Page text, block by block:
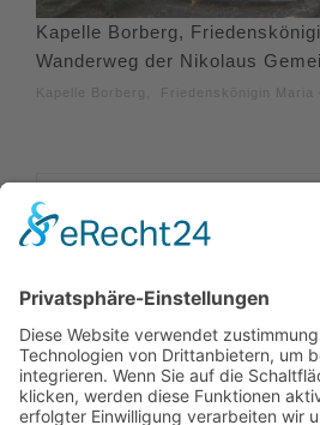
Kapelle Borberg,
Wanderweg der Nikolaus
Kapelle Borberg, Friedenskönigin Maria